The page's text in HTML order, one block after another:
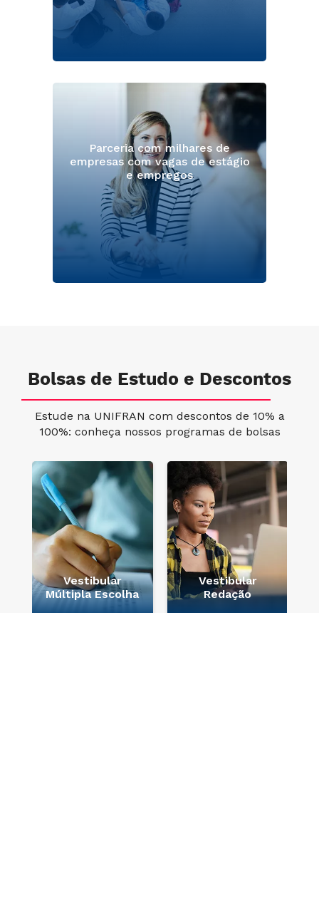
Parceria com milhares de
empresas com vagas de estágio
e empregos
Bolsas de Estudo e Descontos
Estude na UNIFRAN com descontos de 10% a
100%: conheça nossos programas de bolsas
Vestibular
Múltipla Escolha
Vestibular
Redação